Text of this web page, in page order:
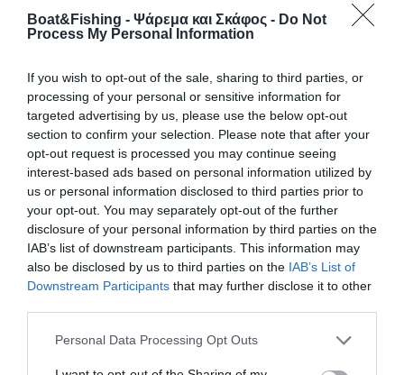
Boat&Fishing - Ψάρεμα και Σκάφος - Do Not
Process My Personal Information
If you wish to opt-out of the sale, sharing to third parties, or
processing of your personal or sensitive information for
targeted advertising by us, please use the below opt-out
section to confirm your selection. Please note that after your
opt-out request is processed you may continue seeing
interest-based ads based on personal information utilized by
us or personal information disclosed to third parties prior to
your opt-out. You may separately opt-out of the further
disclosure of your personal information by third parties on the
IAB’s list of downstream participants. This information may
also be disclosed by us to third parties on the IAB’s List of
Downstream Participants that may further disclose it to other
Personal Data Processing Opt Outs
Αναλυτικότερα, τον Ιούλιο και τον Αύγουστο
μετακινήθηκαν 4,3 εκατ. επιβάτες (αύξηση 6,08%) σε
σύγκριση με πέρυσι, ενώ τον Ιούνιο 1.3 εκατ. επιβάτες
(αύξηση 17,74%) σε σύγκριση με το 2022.